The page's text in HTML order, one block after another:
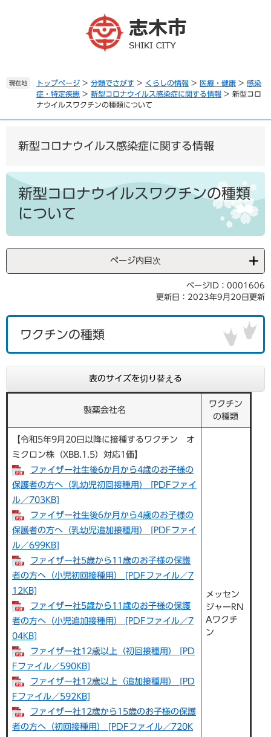
本
現在地 トップページ > 分類でさがす > くらしの情報 > 医療・健康 > 感染
症・特定疾患 > 新型コロナウイルス感染症に関する情報 > 新型コロ
ナウイルスワクチンの種類について
新型コロナウイルス感染症に関する情報
本
新型コロナウイルスワクチンの種類
について
ページ内目次
ページID：0001606
更新日：2023年9月20日更新
ワクチンの種類
表のサイズを切り替える
製薬会社名
ワクチン
の種類
【令和5年9月20日以降に接種するワクチン オ
ミクロン株（XBB.1.5）対応1価】
ファイザー社生後6か月から4歳のお子様の
保護者の方へ（乳幼児初回接種用） [PDFファイ
ル／703KB]
ファイザー社生後6か月から4歳のお子様の
保護者の方へ（乳幼児追加接種用） [PDFファイ
ル／699KB]
ファイザー社5歳から11歳のお子様の保護
者の方へ（小児初回接種用） [PDFファイル／7
12KB]
ファイザー社5歳から11歳のお子様の保護
者の方へ（小児追加接種用） [PDFファイル／7
04KB]
ファイザー社12歳以上（初回接種用） [PD
Fファイル／590KB]
ファイザー社12歳以上（追加接種用） [PD
Fファイル／592KB]
ファイザー社12歳から15歳のお子様の保護
者の方へ（初回接種用） [PDFファイル／720K
メッセン
ジャーRN
Aワクチ
ン